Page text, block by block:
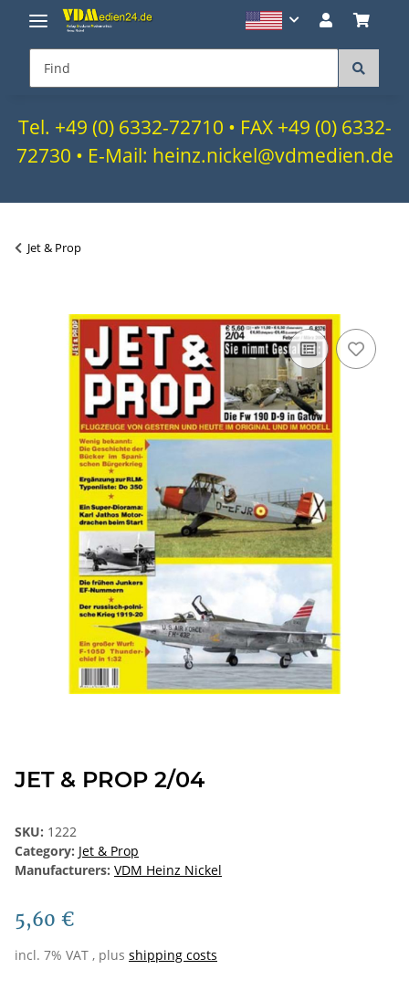
Tel. +49 (0) 6332-72710 • FAX +49 (0) 6332-
72730 • E-Mail: heinz.nickel@vdmedien.de
Jet & Prop
JET & PROP 2/04
SKU: 1222
Category: Jet & Prop
Manufacturers: VDM Heinz Nickel
5,60 €
incl. 7% VAT , plus shipping costs